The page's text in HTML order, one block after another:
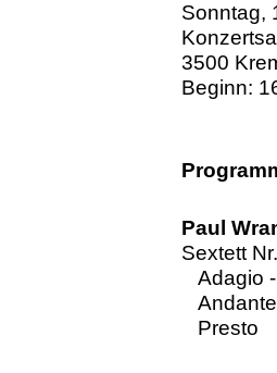
Sonntag,
3500
Beginn:
Paul
Sextett
Adagio
Andante
Presto